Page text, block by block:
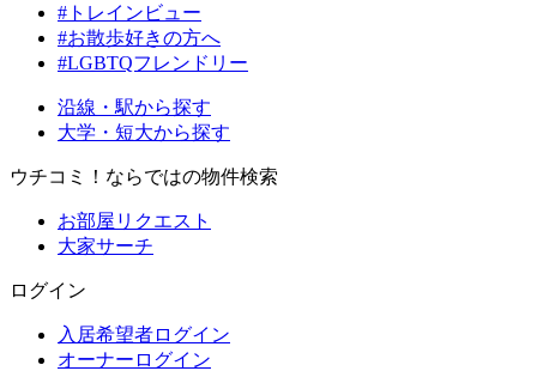
#トレインビュー
#お散歩好きの方へ
#LGBTQフレンドリー
沿線・駅から探す
大学・短大から探す
ウチコミ！ならではの物件検索
お部屋リクエスト
大家サーチ
ログイン
入居希望者ログイン
オーナーログイン